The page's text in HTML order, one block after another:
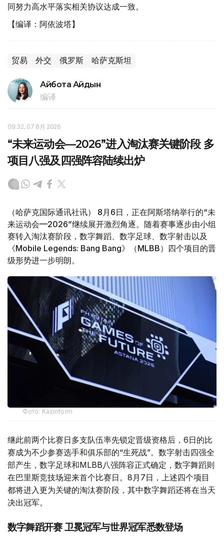
同努力高水平落实相关协议达成一致。
【编译：阿依波塔】
贸易 外交 俄罗斯 哈萨克斯坦
Айбота Айдын
编译
09:32, 07 8月 2026
“未来运动会—2026”进入淘汰赛关键阶段 多
项目八强及四强阵容陆续出炉
（哈萨克国际通讯社讯） 8月6日，正在阿斯塔纳举行的“未
来运动会—2026”继续展开激烈角逐。随着赛事逐步由小组
赛转入淘汰赛阶段，数字舞蹈、数字足球、数字射击以及
《Mobile Legends: Bang Bang》（MLBB）四个项目的晋
级形势进一步明朗。
Фото: Kazinform
继此前两个比赛日多支队伍率先锁定晋级资格后，6日的比
赛成为不少参赛选手和俱乐部的“生死战”。数字射击四强全
部产生，数字足球和MLBB八强阵容正式确定，数字舞蹈则
在巴里斯竞技场迎来首个比赛日。8月7日，上述四个项目
都将进入更为关键的淘汰赛阶段，其中数字舞蹈还将在当天
决出冠军。
数字舞蹈开赛 卫冕冠军与世界冠军悉数登场